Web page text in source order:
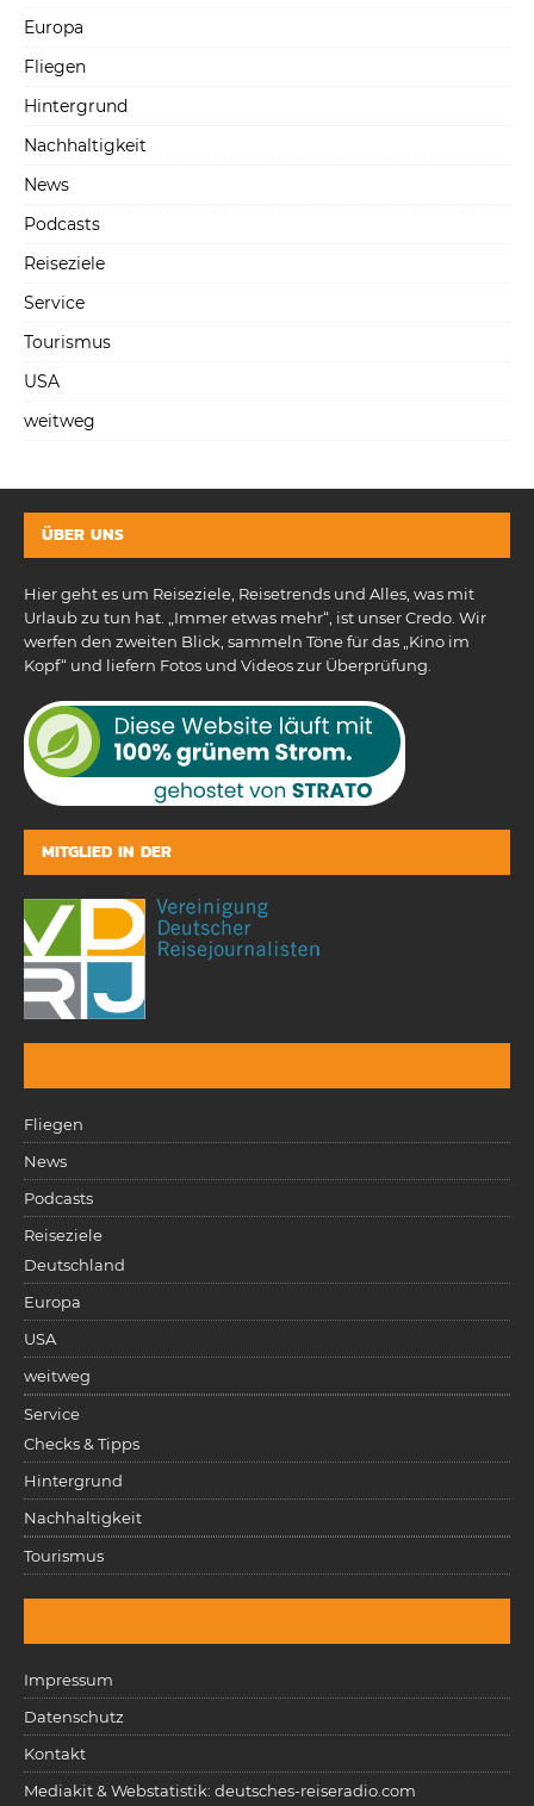
Europa
Fliegen
Hintergrund
Nachhaltigkeit
News
Podcasts
Reiseziele
Service
Tourismus
USA
weitweg
ÜBER UNS
Hier geht es um Reiseziele, Reisetrends und Alles, was mit
Urlaub zu tun hat. „Immer etwas mehr“, ist unser Credo. Wir
werfen den zweiten Blick, sammeln Töne für das „Kino im
Kopf“ und liefern Fotos und Videos zur Überprüfung.
MITGLIED IN DER
Fliegen
News
Podcasts
Reiseziele
Deutschland
Europa
USA
weitweg
Service
Checks & Tipps
Hintergrund
Nachhaltigkeit
Tourismus
Impressum
Datenschutz
Kontakt
Mediakit & Webstatistik: deutsches-reiseradio.com